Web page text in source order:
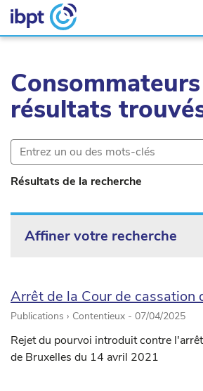
résultats
Résultats de la recherche
Affiner votre recherche
Arrêt de la Cour de cassation
Publications › Contentieux - 07/04/2025
Rejet du pourvoi introduit contre l'arrêt
de Bruxelles du 14 avril 2021